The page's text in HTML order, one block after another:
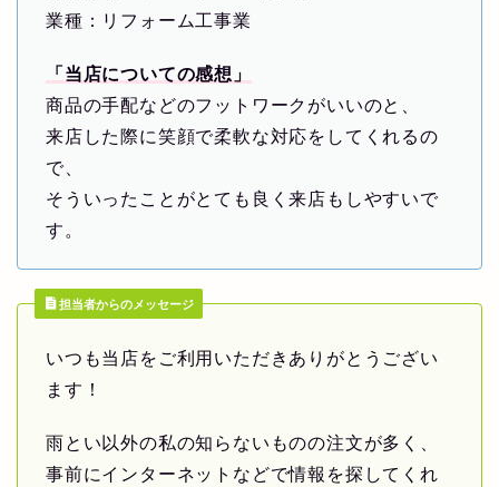
業種：リフォーム工事業
「当店についての感想」
商品の手配などのフットワークがいいのと、
来店した際に笑顔で柔軟な対応をしてくれるの
で、
そういったことがとても良く来店もしやすいで
す。
担当者からのメッセージ
いつも当店をご利用いただきありがとうござい
ます！
雨とい以外の私の知らないものの注文が多く、
事前にインターネットなどで情報を探してくれ